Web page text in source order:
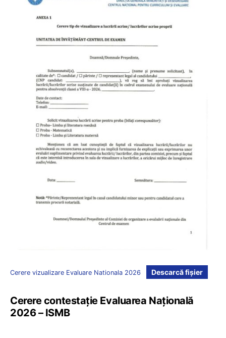
Cerere vizualizare Evaluare Nationala 2026 Descarcă fișier
Cerere contestație Evaluarea Națională
2026 – ISMB